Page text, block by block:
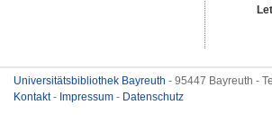
Universitätsbibliothek Bayreuth - 95447 Bayreuth -
Kontakt- Impressum - Datenschutz